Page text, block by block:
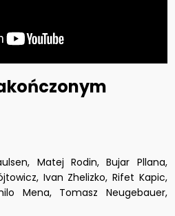
Matej Rodin, Bujar Pllana,
Ivan Zhelizko, Rifet Kapic,
Mena, Tomasz Neugebauer,